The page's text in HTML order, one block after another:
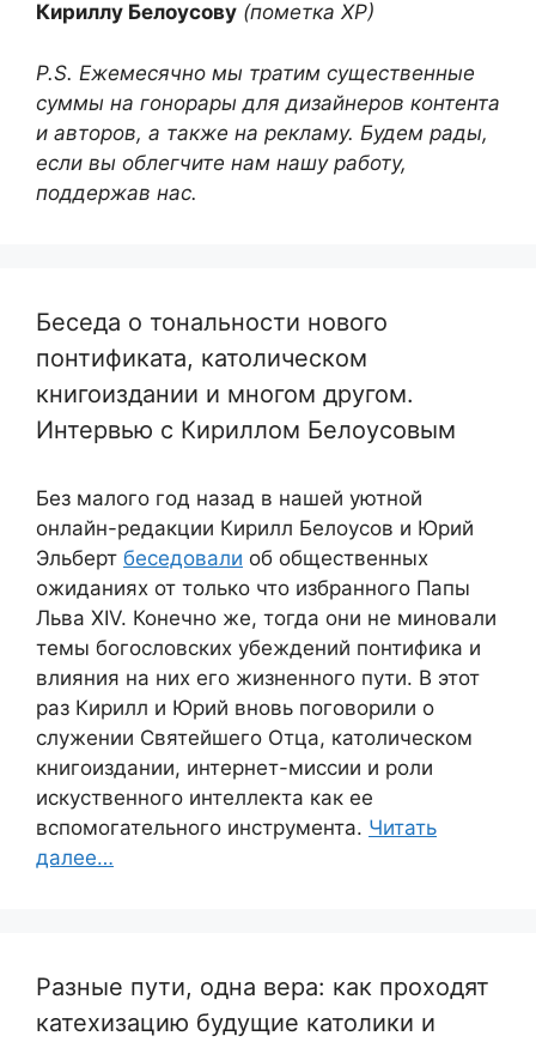
Кириллу Белоусову (пометка ХР)
P.S. Ежемесячно мы тратим существенные
суммы на гонорары для дизайнеров контента
и авторов, а также на рекламу. Будем рады,
если вы облегчите нам нашу работу,
поддержав нас.
Беседа о тональности нового
понтификата, католическом
книгоиздании и многом другом.
Интервью с Кириллом Белоусовым
Без малого год назад в нашей уютной
онлайн-редакции Кирилл Белоусов и Юрий
Эльберт беседовали об общественных
ожиданиях от только что избранного Папы
Льва XIV. Конечно же, тогда они не миновали
темы богословских убеждений понтифика и
влияния на них его жизненного пути. В этот
раз Кирилл и Юрий вновь поговорили о
служении Святейшего Отца, католическом
книгоиздании, интернет-миссии и роли
искуственного интеллекта как ее
вспомогательного инструмента. Читать
далее…
Разные пути, одна вера: как проходят
катехизацию будущие католики и